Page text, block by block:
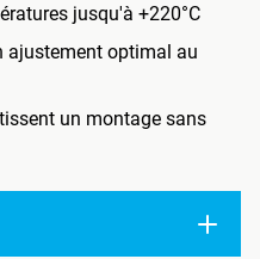
jusqu'à +220°C
ajustement optimal au
un montage sans